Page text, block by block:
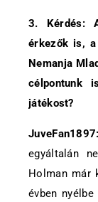
3. Kérdés:
érkezők is, a
Nemanja
célpontunk
játékost?
JuveFan1897:
egyáltalán
Holman már
évben